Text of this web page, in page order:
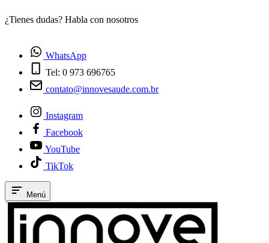
¿Tienes dudas? Habla con nosotros
WhatsApp
Tel: 0 973 696765
contato@innovesaude.com.br
Instagram
Facebook
YouTube
TikTok
Menú